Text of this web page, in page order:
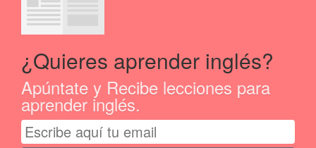
¿Quieres aprender inglés?
Apúntate y Recibe lecciones para
aprender inglés.